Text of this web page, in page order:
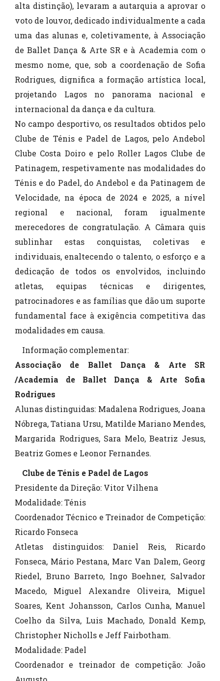
alta distinção), levaram a autarquia a aprovar o
voto de louvor, dedicado individualmente a cada
uma das alunas e, coletivamente, à Associação
de Ballet Dança & Arte SR e à Academia com o
mesmo nome, que, sob a coordenação de Sofia
Rodrigues, dignifica a formação artística local,
projetando Lagos no panorama nacional e
internacional da dança e da cultura.
No campo desportivo, os resultados obtidos pelo
Clube de Ténis e Padel de Lagos, pelo Andebol
Clube Costa Doiro e pelo Roller Lagos Clube de
Patinagem, respetivamente nas modalidades do
Ténis e do Padel, do Andebol e da Patinagem de
Velocidade, na época de 2024 e 2025, a nível
regional e nacional, foram igualmente
merecedores de congratulação. A Câmara quis
sublinhar estas conquistas, coletivas e
individuais, enaltecendo o talento, o esforço e a
dedicação de todos os envolvidos, incluindo
atletas, equipas técnicas e dirigentes,
patrocinadores e as famílias que dão um suporte
fundamental face à exigência competitiva das
modalidades em causa.
Informação complementar:
Associação de Ballet Dança & Arte SR
/Academia de Ballet Dança & Arte Sofia
Rodrigues
Alunas distinguidas: Madalena Rodrigues, Joana
Nóbrega, Tatiana Ursu, Matilde Mariano Mendes,
Margarida Rodrigues, Sara Melo, Beatriz Jesus,
Beatriz Gomes e Leonor Fernandes.
Clube de Ténis e Padel de Lagos
Presidente da Direção: Vitor Vilhena
Modalidade: Ténis
Coordenador Técnico e Treinador de Competição:
Ricardo Fonseca
Atletas distinguidos: Daniel Reis, Ricardo
Fonseca, Mário Pestana, Marc Van Dalem, Georg
Riedel, Bruno Barreto, Ingo Boehner, Salvador
Macedo, Miguel Alexandre Oliveira, Miguel
Soares, Kent Johansson, Carlos Cunha, Manuel
Coelho da Silva, Luis Machado, Donald Kemp,
Christopher Nicholls e Jeff Fairbotham.
Modalidade: Padel
Coordenador e treinador de competição: João